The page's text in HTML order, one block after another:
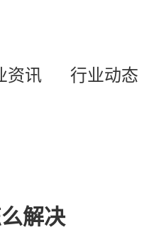
资讯 行业动态
解决